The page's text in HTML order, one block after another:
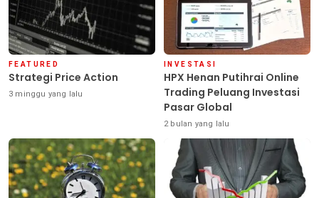
FEATURED
Strategi Price Action
3 minggu yang lalu
INVESTASI
HPX Henan Putihrai Online
Trading Peluang Investasi
Pasar Global
2 bulan yang lalu